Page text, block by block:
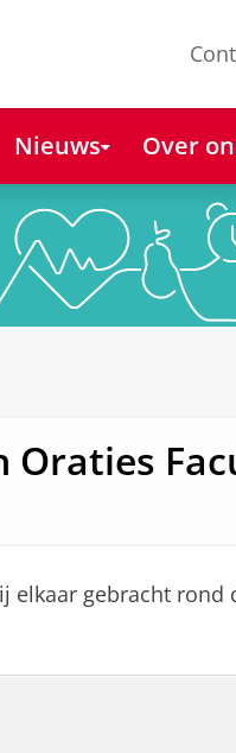
Nieuws Over
Oraties
elkaar gebracht